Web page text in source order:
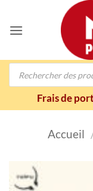
contenu
Recherche
Frais de
Accueil